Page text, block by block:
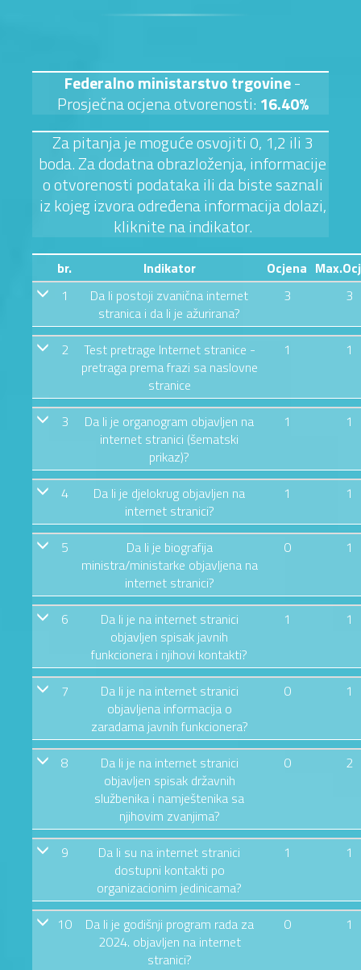
Federalno ministarstvo trgovine-
Prosječna ocjena otvorenosti: 16.40%
Za pitanja je moguće osvojiti 0, 1,2 ili 3
boda. Za dodatna obrazloženja, informacije
o otvorenosti podataka ili da biste saznali
iz kojeg izvora određena informacija dolazi,
kliknite na indikator.
br. Indikator Ocjena
1
Da li postoji zvanična internet
stranica i da li je ažurirana?
3 3
2
Test pretrage Internet stranice -
pretraga prema frazi sa naslovne
stranice
1 1
3
Da li je organogram objavljen na
internet stranici (šematski
prikaz)?
1 1
4
Da li je djelokrug objavljen na
internet stranici?
1 1
5
Da li je biografija
ministra/ministarke objavljena na
internet stranici?
0 1
6
Da li je na internet stranici
objavljen spisak javnih
funkcionera i njihovi kontakti?
1 1
7
Da li je na internet stranici
objavljena informacija o
zaradama javnih funkcionera?
0 1
8
Da li je na internet stranici
objavljen spisak državnih
službenika i namještenika sa
njihovim zvanjima?
0 2
9
Da li su na internet stranici
dostupni kontakti po
organizacionim jedinicama?
1 1
10
Da li je godišnji program rada za
2024. objavljen na internet
stranici?
0 1